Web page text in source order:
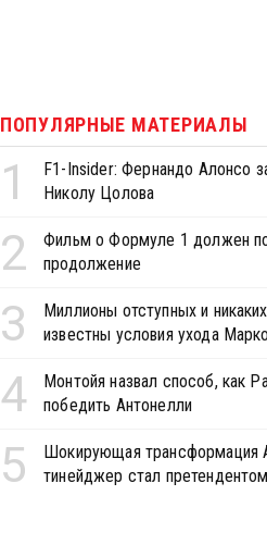
ПОПУЛЯРНЫЕ МАТЕРИАЛЫ
1
F1-Insider: Фернандо Алонсо
Николу Цолова
2
Фильм о Формуле 1 должен
продолжение
3
Миллионы отступных и
известны условия ухода
4
Монтойя назвал способ, как
победить Антонелли
5
Шокирующая трансформация
тинейджер стал